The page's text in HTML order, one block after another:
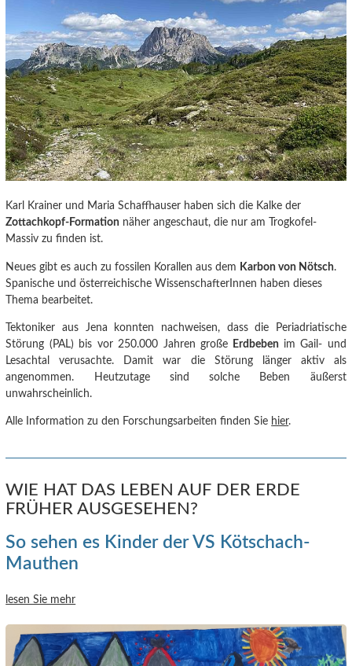
Karl Krainer und Maria Schaffhauser haben sich die Kalke der
Zottachkopf-Formation näher angeschaut, die nur am Trogkofel-
Massiv zu finden ist.
Neues gibt es auch zu fossilen Korallen aus dem Karbon von Nötsch.
Spanische und österreichische WissenschafterInnen haben dieses
Thema bearbeitet.
Tektoniker aus Jena konnten nachweisen, dass die Periadriatische
Störung (PAL) bis vor 250.000 Jahren große Erdbeben im Gail- und
Lesachtal verusachte.
Damit war die Störung länger aktiv als
angenommen. Heutzutage sind solche Beben äußerst
unwahrscheinlich.
Alle Information zu den Forschungsarbeiten finden Sie hier.
WIE HAT DAS LEBEN AUF DER ERDE
FRÜHER AUSGESEHEN?
So sehen es Kinder der VS Kötschach-
Mauthen
lesen Sie mehr